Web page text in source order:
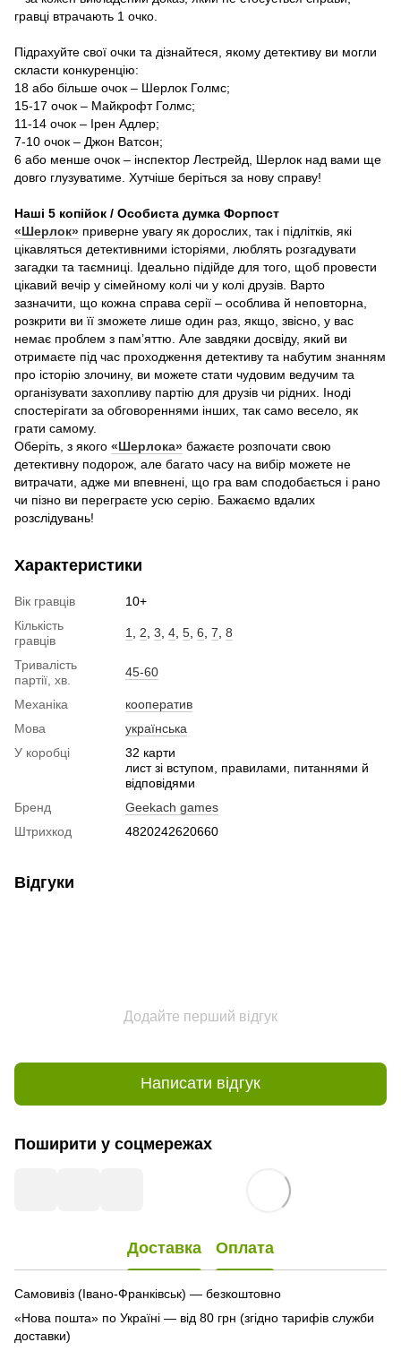
гравці втрачають 1 очко.
Підрахуйте свої очки та дізнайтеся, якому детективу ви могли
скласти конкуренцію:
18 або більше очок – Шерлок Голмс;
15-17 очок – Майкрофт Голмс;
11-14 очок – Ірен Адлер;
7-10 очок – Джон Ватсон;
6 або менше очок – інспектор Лестрейд, Шерлок над вами ще
довго глузуватиме. Хутчіше беріться за нову справу!
Наші 5 копійок / Особиста думка Форпост
«Шерлок» приверне увагу як дорослих, так і підлітків, які
цікавляться детективними історіями, люблять розгадувати
загадки та таємниці. Ідеально підійде для того, щоб провести
цікавий вечір у сімейному колі чи у колі друзів. Варто
зазначити, що кожна справа серії – особлива й неповторна,
розкрити ви її зможете лише один раз, якщо, звісно, у вас
немає проблем з пам’яттю. Але завдяки досвіду, який ви
отримаєте під час проходження детективу та набутим знанням
про історію злочину, ви можете стати чудовим ведучим та
організувати захопливу партію для друзів чи рідних. Іноді
спостерігати за обговореннями інших, так само весело, як
грати самому.
Оберіть, з якого «Шерлока» бажаєте розпочати свою
детективну подорож, але багато часу на вибір можете не
витрачати, адже ми впевнені, що гра вам сподобається і рано
чи пізно ви переграєте усю серію. Бажаємо вдалих
розслідувань!
Характеристики
Вік гравців
10+
Кількість
гравців
1 2 3 4 5 6 7 8
Тривалість
партії, хв.
45-60
Механіка
кооператив
Мова
українська
У коробці
32 карти
лист зі вступом, правилами, питаннями й
відповідями
Бренд
Geekach games
Штрихкод
4820242620660
Відгуки
Додайте перший відгук
Написати відгук
Поширити у соцмережах
Доставка Оплата
Самовивіз (Івано-Франківськ) — безкоштовно
«Нова пошта» по Україні — від 80 грн (згідно тарифів служби
доставки)